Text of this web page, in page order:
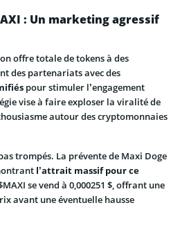
: Un marketing agressif
offre totale de tokens à des
des partenariats avec des
pour stimuler l’engagement
vise à faire exploser la viralité de
autour des cryptomonnaies
trompés. La prévente de Maxi Doge
l’attrait massif pour ce
se vend à 0,000251 $, offrant une
avant une éventuelle hausse